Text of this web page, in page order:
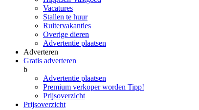
Vacatures
Stallen te huur
Ruitervakanties
Overige dieren
Advertentie plaatsen
Adverteren
Gratis adverteren
b
Advertentie plaatsen
Premium verkoper worden Tipp!
Prijsoverzicht
Prijsoverzicht